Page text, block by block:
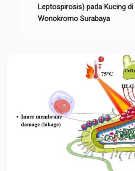
Leptospirosis) pada Kucing
Wonokromo Surabaya